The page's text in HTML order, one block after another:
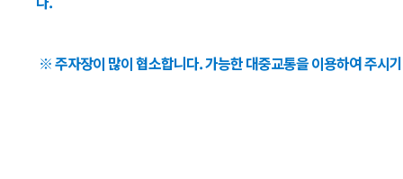
※ 주자장이 많이 협소합니다. 가능한 대중교통을 이용하여 주시